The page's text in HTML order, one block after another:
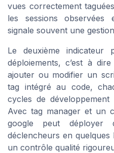
vues correctement
les sessions observées
signale souvent une
Le deuxième
déploiements, c’est à
ajouter ou modifier un
tag intégré au code,
cycles de
Avec tag manager et un
google peut déployer
déclencheurs en
un contrôle qualité